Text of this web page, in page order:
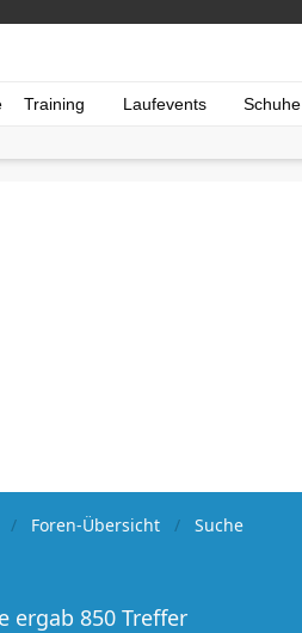
Training Laufevents
Foren-Übersicht Suche
ergab 850 Treffer